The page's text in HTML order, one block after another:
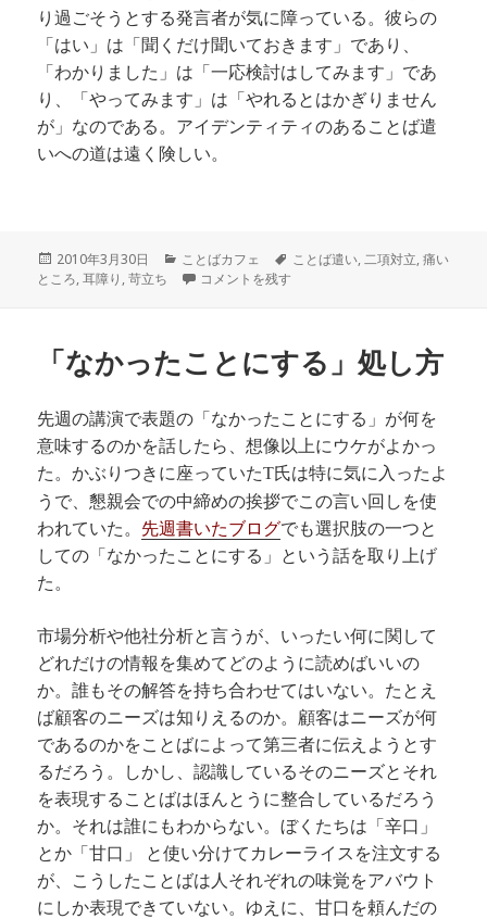
り過ごそうとする発言者が気に障っている。彼らの
「はい」は「聞くだけ聞いておきます」であり、
「わかりました」は「一応検討はしてみます」であ
り、「やってみます」は「やれるとはかぎりません
が」なのである。アイデンティティのあることば遣
いへの道は遠く険しい。
投
稿
2010年3月30日
カ
テ
ことばカフェ
タ
ことば遣い,二項対立,痛い
ところ,耳障り ,苛立ち 耳障り、気障り に
コメントを残す
「なかったことにする」処し方
先週の講演で表題の「なかったことにする」が何を
意味するのかを話したら、想像以上にウケがよかっ
た。かぶりつきに座っていたT氏は特に気に入ったよ
うで、懇親会での中締めの挨拶でこの言い回しを使
われていた。 先週書いたブログでも選択肢の一つと
しての「なかったことにする」という話を取り上げ
た。
市場分析や他社分析と言うが、いったい何に関して
どれだけの情報を集めてどのように読めばいいの
か。誰もその解答を持ち合わせてはいない。たとえ
ば顧客のニーズは知りえるのか。顧客はニーズが何
であるのかをことばによって第三者に伝えようとす
るだろう。しかし、認識しているそのニーズとそれ
を表現することばはほんとうに整合しているだろう
か。それは誰にもわからない。ぼくたちは「辛口」
とか「甘口」 と使い分けてカレーライスを注文する
が、こうしたことばは人それぞれの味覚をアバウト
にしか表現できていない。ゆえに、甘口を頼んだの